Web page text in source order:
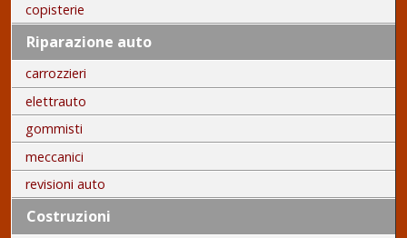
copisterie
Riparazione auto
carrozzieri
elettrauto
gommisti
meccanici
revisioni auto
Costruzioni